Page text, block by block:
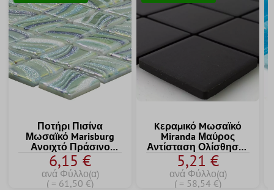
Ποτήρι Πισίνα
Μωσαϊκό Marisburg
Ανοιχτό Πράσινο
Λάμψη
6,15 €
ανά Φύλλο(α)
( = 61,50 €)
Kεραμικό Mωσαϊκό
Miranda Μαύρος
Αντίσταση Ολίσθησης
Άγυαλο Q47
5,21 €
ανά Φύλλο(α)
( = 58,54 €)